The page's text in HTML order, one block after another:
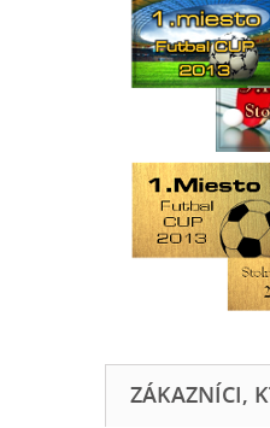
ZÁKAZNÍCI,